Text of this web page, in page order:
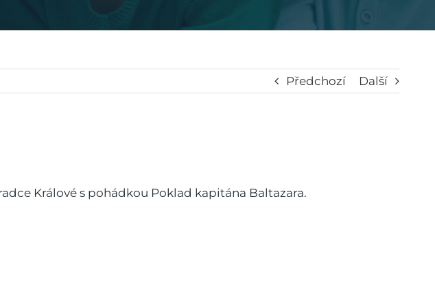
Předchozí Další
Králové s pohádkou Poklad kapitána Baltazara.